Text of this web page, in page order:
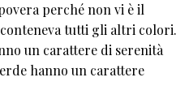
perché non vi è il
tutti gli altri colori.
un carattere di serenità
hanno un carattere